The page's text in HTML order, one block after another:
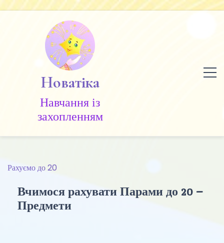
Skip
Новатіка
Навчання із
захопленням
Рахуємо до 20
Вчимося рахувати Парами до 20 –
Предмети